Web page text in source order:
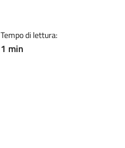
Tempo di lettura:
1 min